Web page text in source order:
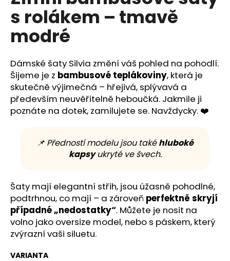
z
5
hvězdiček.
s rolákem – tmavě
modré
Dámské šaty Silvia změní váš pohled na pohodlí.
Šijeme je z bambusové teplákoviny, která je
skutečně výjimečná – hřejivá, splývavá a
především neuvěřitelně heboučká. Jakmile ji
poznáte na dotek, zamilujete se. Navždycky. ❤️
📌 Předností modelu jsou takéhluboké
kapsyukryté ve švech.
Šaty mají elegantní střih, jsou úžasně pohodlné,
podtrhnou, co mají – a zároveň perfektně skryjí
případné „nedostatky“. Můžete je nosit na
volno jako oversize model, nebo s páskem, který
zvýrazní vaši siluetu.
VARIANTA
u
j
e
m
e